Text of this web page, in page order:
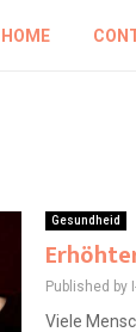
HOME
Gesundheid
Published by
Viele